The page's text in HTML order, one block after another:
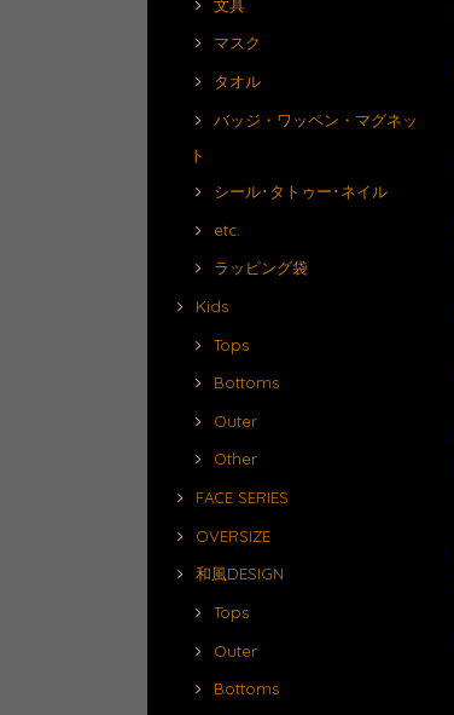
文具
マスク
タオル
バッジ・ワッペン・マグネッ
ト
シール･タトゥー･ネイル
etc.
ラッピング袋
Kids
Tops
Bottoms
Outer
Other
FACE SERIES
OVERSIZE
和風DESIGN
Tops
Outer
Bottoms